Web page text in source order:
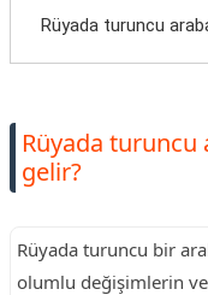
Rüyada turuncu
Rüyada
gelir?
Rüyada turuncu bir
olumlu değişimlerin